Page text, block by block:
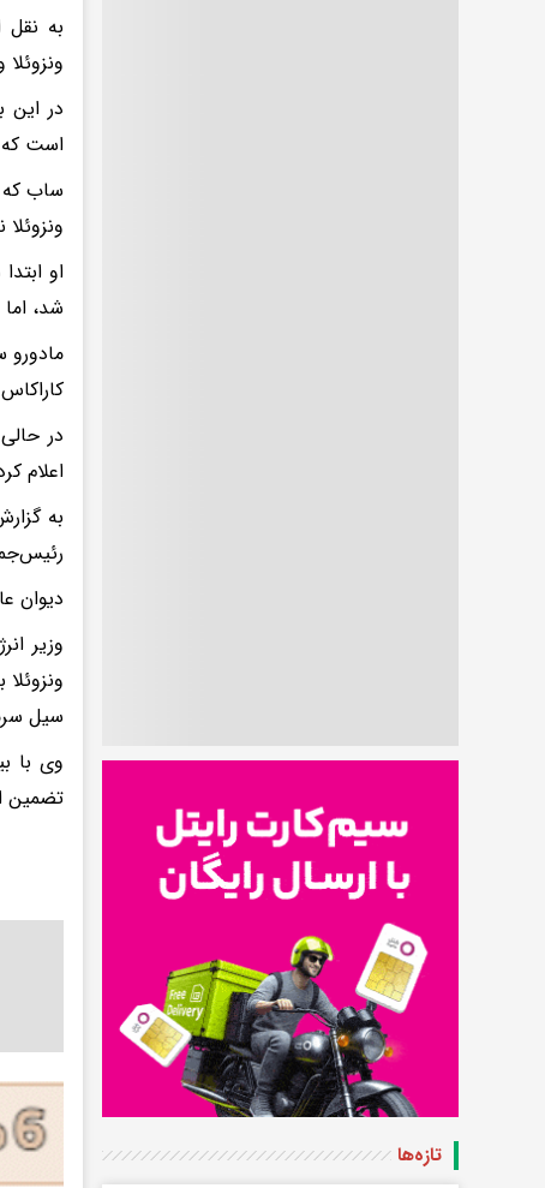
به نقل
در این
است که
شد، اما در سال ۲۰۲۳ به عنوان بخشی
مادورو
در
اعلام
دیوان
وزیر
سیل
وی با
تضمین
تازه‌ها